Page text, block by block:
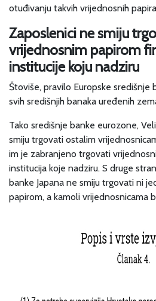
otuđivanju takvih vrijednosnih
Zaposlenici ne smiju
vrijednosnim papirom
institucije koju nadziru
Štoviše, pravilo Europske središnje
svih središnjih banaka uređenih
Tako središnje banke eurozone,
smiju trgovati ostalim
im je zabranjeno trgovati
institucija koje nadziru. S druge
banke Japana ne smiju trgovati ni
papirom, a kamoli vrijednosnicama